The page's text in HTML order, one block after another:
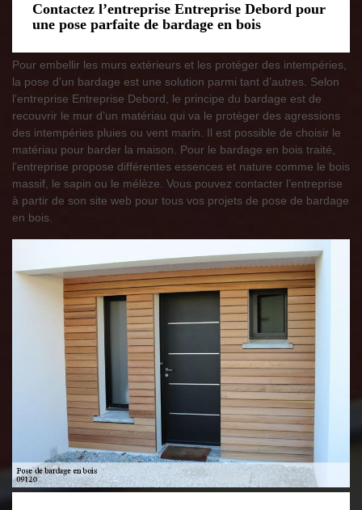
Contactez l’entreprise Entreprise Debord pour
une pose parfaite de bardage en bois
Pour embellir les murs extérieurs et les protéger des intempéries,
la pose d’un bardage est une solution parmi tant d’autres. Selon
l’entreprise Entreprise Debord, le principe du bardage est de
recouvrir le mur d’un matériau qui va le protéger des agressions
des intempéries pluies ou vent marin. Il est possible de choisir le
matériau pour barder la maison. Pour le bardage en bois traité,
l’entreprise propose différentes essences et nature comme le bois
massif, le sapin ou le mélèze. Vous pouvez contacter l’entreprise
à partir de son site web pour tous vos projets de pose de bardage
en bois.